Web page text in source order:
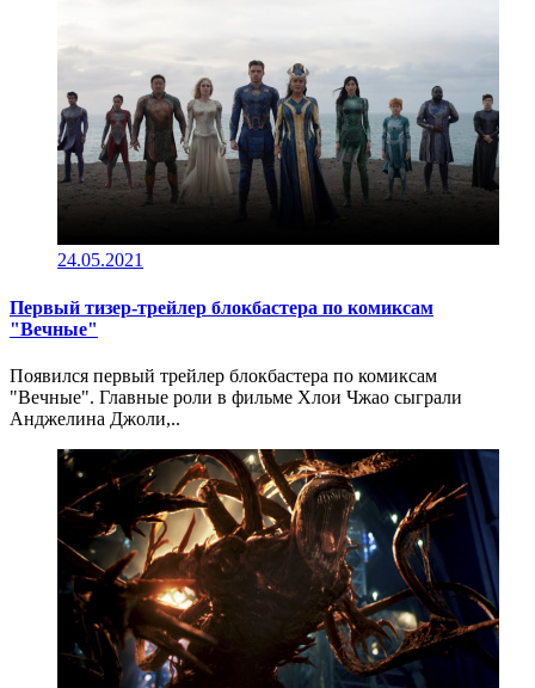
24.05.2021
Первый тизер-трейлер блокбастера по комиксам
"Вечные"
Появился первый трейлер блокбастера по комиксам
"Вечные". Главные роли в фильме Хлои Чжао сыграли
Анджелина Джоли,..